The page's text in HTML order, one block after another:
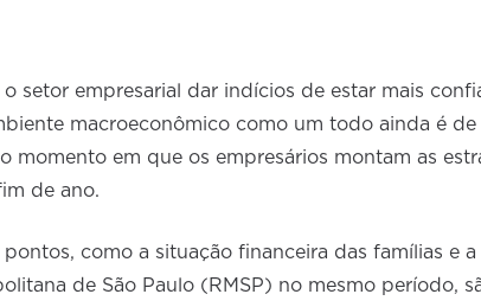
setor empresarial dar indícios de estar mais
macroeconômico como um todo ainda é de
momento em que os empresários montam as
de ano.
pontos, como a situação financeira das famílias e
de São Paulo (RMSP) no mesmo período,